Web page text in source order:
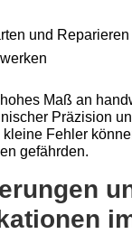
und Reparieren
Maß an
Präzision
kleine Fehler
gefährden.